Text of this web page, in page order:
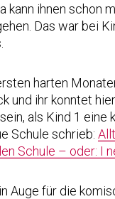
kann ihnen schon
Das war bei
harten
und ihr konntet
als Kind 1 eine
Schule schrieb:
Schule – oder: I
Auge für die